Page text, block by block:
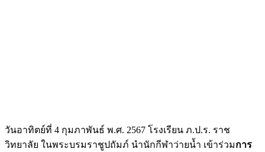
วันอาทิตย์ที่ 4 กุมภาพันธ์ พ.ศ. 2567 โรงเรียน ภ.ป.ร. ราช
วิทยาลัย ในพระบรมราชูปถัมภ์ นำนักกีฬาว่ายน้ำ เข้าร่วมการ